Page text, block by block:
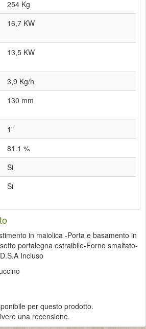
254 Kg
16,7 KW
13,5 KW
3,9 Kg/h
130 mm
1"
81.1 %
Si
Si
in maiolica -Porta e basamento in
portalegna estraibile-Forno smaltato-
Incluso
per questo prodotto.
una recensione.